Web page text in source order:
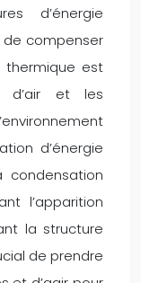
d’énergie
compenser
thermique est
d’air et les
d’énergie
condensation
l’apparition
la structure
de prendre